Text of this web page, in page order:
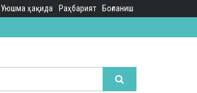
Уюшма ҳақида Раҳбарият Боғланиш